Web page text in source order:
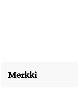
Merkki